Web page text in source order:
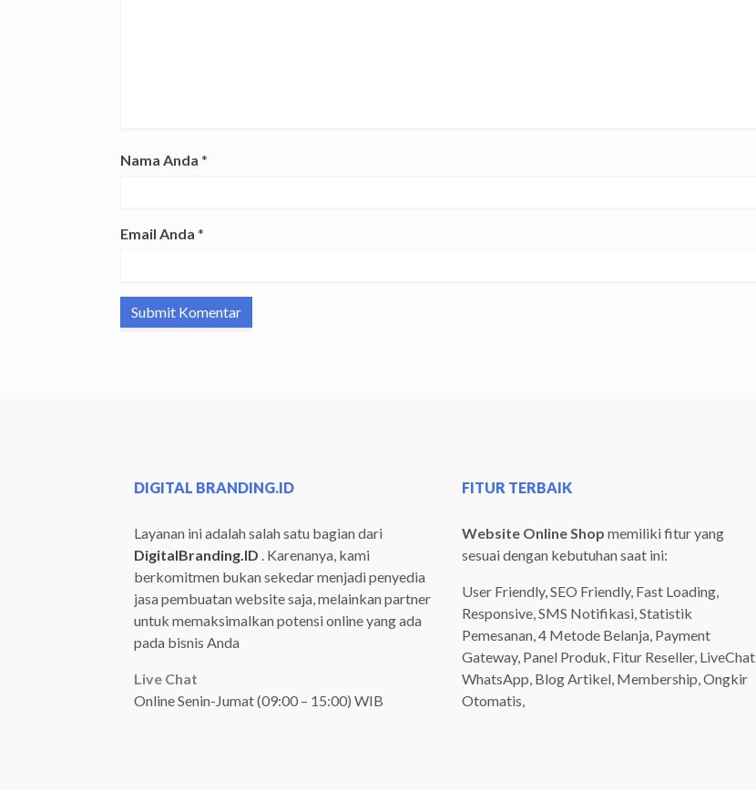
Nama Anda *
Email Anda *
DIGITAL BRANDING.ID
Layanan ini adalah salah satu bagian dari
DigitalBranding.ID . Karenanya, kami
berkomitmen bukan sekedar menjadi penyedia
jasa pembuatan website saja, melainkan partner
untuk memaksimalkan potensi online yang ada
pada bisnis Anda
Live Chat
Online Senin-Jumat (09:00 – 15:00) WIB
FITUR TERBAIK
Website Online Shop memiliki fitur yang
sesuai dengan kebutuhan saat ini:
User Friendly, SEO Friendly, Fast Loading,
Responsive, SMS Notifikasi, Statistik
Pemesanan, 4 Metode Belanja, Payment
Gateway, Panel Produk, Fitur Reseller, LiveChat
WhatsApp, Blog Artikel, Membership, Ongkir
Otomatis,